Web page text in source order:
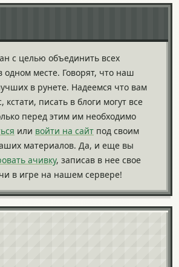
с целью объединить всех
одном месте. Говорят, что наш
в рунете. Надеемся что вам
кстати, писать в блоги могут все
перед этим им необходимо
или войти на сайт под своим
материалов. Да, и еще вы
ачивку, записав в нее свое
в игре на нашем сервере!